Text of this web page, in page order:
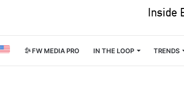
FW MEDIA PRO IN THE LOOP TRENDS